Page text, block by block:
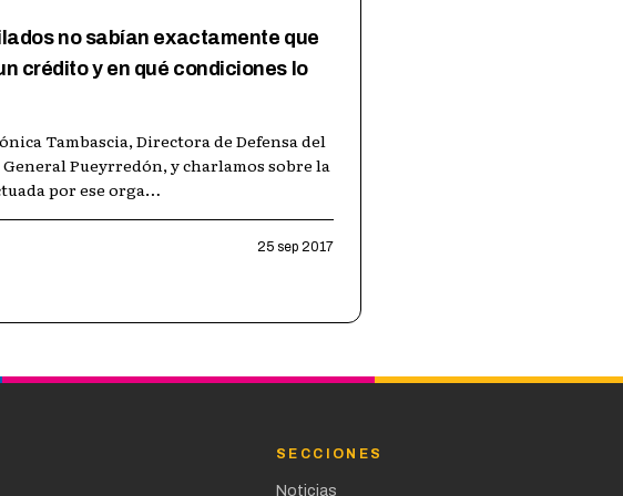
no sabían exactamente que
crédito y en qué condiciones lo
Tambascia, Directora de Defensa del
Pueyrredón, y charlamos sobre la
por ese orga…
25 sep 2017
SECCIONES
Noticias